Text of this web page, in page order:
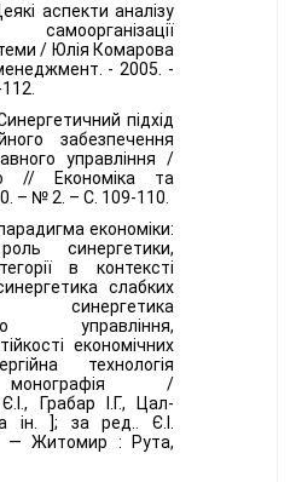
аспекти аналізу
/ Юлія Комарова
- 2005. -
підхід
забезпечення
управління /
// Економіка та
– № 2. – С. 109-110.
економіки:
синергетики,
в контексті
слабких
синергетика
управління,
економічних
технологія
/
Грабар І.Г., Цал-
ін. ]; за ред.. Є.І.
— Житомир : Рута,